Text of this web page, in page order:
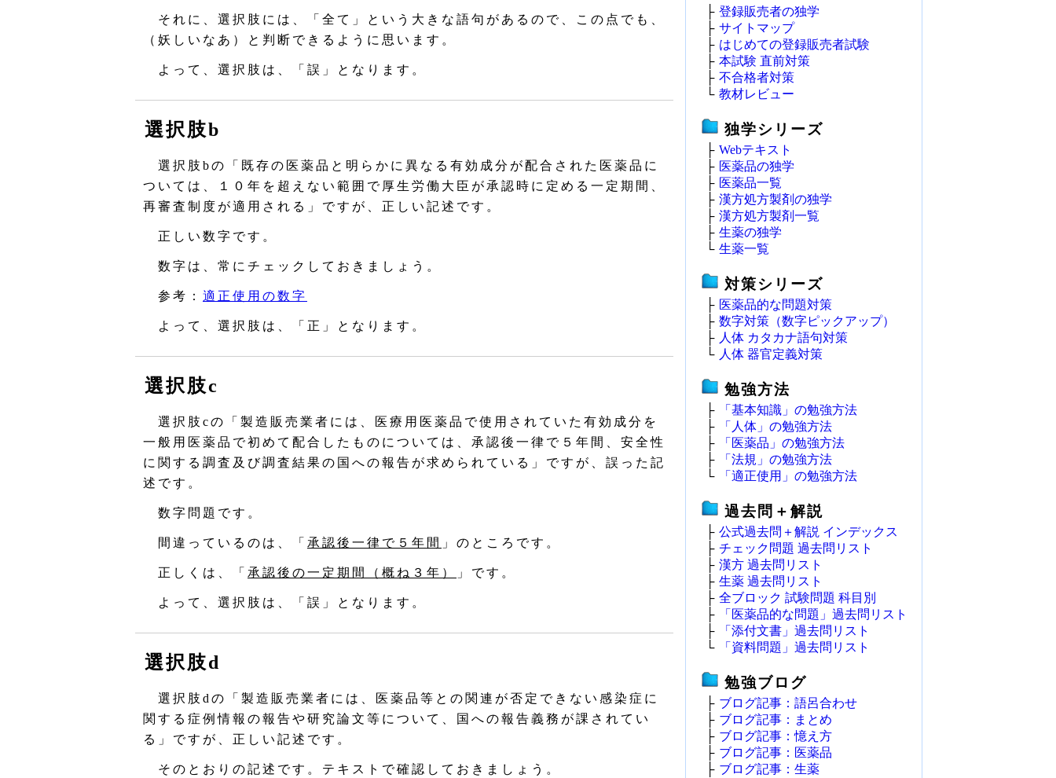
それに、選択肢には、「全て」という大きな語句があるので、この点でも、
（妖しいなあ）と判断できるように思います。
よって、選択肢は、「誤」となります。
選択肢b
選択肢bの「既存の医薬品と明らかに異なる有効成分が配合された医薬品に
ついては、１０年を超えない範囲で厚生労働大臣が承認時に定める一定期間、
再審査制度が適用される」ですが、正しい記述です。
正しい数字です。
数字は、常にチェックしておきましょう。
参考： 適正使用の数字
よって、選択肢は、「正」となります。
選択肢c
選択肢cの「製造販売業者には、医療用医薬品で使用されていた有効成分を
一般用医薬品で初めて配合したものについては、承認後一律で５年間、安全性
に関する調査及び調査結果の国への報告が求められている」ですが、誤った記
述です。
数字問題です。
間違っているのは、「 承認後一律で５年間 」のところです。
正しくは、「 承認後の一定期間（概ね３年） 」です。
よって、選択肢は、「誤」となります。
選択肢d
選択肢dの「製造販売業者には、医薬品等との関連が否定できない感染症に
関する症例情報の報告や研究論文等について、国への報告義務が課されてい
る」ですが、正しい記述です。
そのとおりの記述です。テキストで確認しておきましょう。
├ 登録販売者の独学
├ サイトマップ
├ はじめての登録販売者試験
├ 本試験 直前対策
├ 不合格者対策
└ 教材レビュー
独学シリーズ
├ Webテキスト
├ 医薬品の独学
├ 医薬品一覧
├ 漢方処方製剤の独学
├ 漢方処方製剤一覧
├ 生薬の独学
└ 生薬一覧
対策シリーズ
├ 医薬品的な問題対策
├ 数字対策（数字ピックアップ）
├ 人体 カタカナ語句対策
└ 人体 器官定義対策
勉強方法
├
「基本知識」の勉強方法
├
「人体」の勉強方法
├
「医薬品」の勉強方法
├
「法規」の勉強方法
└
「適正使用」の勉強方法
過去問＋解説
├ 公式過去問＋解説 インデックス
├ チェック問題 過去問リスト
├ 漢方 過去問リスト
├ 生薬 過去問リスト
├ 全ブロック 試験問題 科目別
├
「医薬品的な問題」過去問リスト
├
「添付文書」過去問リスト
└
「資料問題」過去問リスト
勉強ブログ
├ ブログ記事：語呂合わせ
├ ブログ記事：まとめ
├ ブログ記事：憶え方
├ ブログ記事：医薬品
├ ブログ記事：生薬